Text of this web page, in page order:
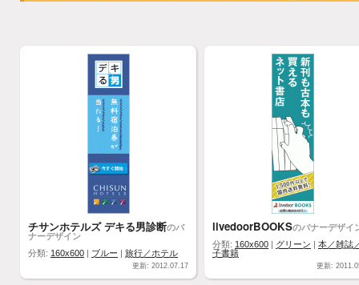
チサンホテルズ デキる男診断のバ
ナーデザイン
分類: 160x600 | ブルー | 旅行／ホテル
更新: 2012.07.17
livedoorBOOKSのバナーデザイ
分類: 160x600 | グリーン | 本／雑誌
子書籍
更新: